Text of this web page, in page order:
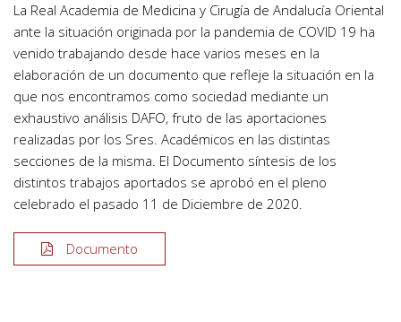
La Real Academia de Medicina y Cirugía de Andalucía Oriental
ante la situación originada por la pandemia de COVID 19 ha
venido trabajando desde hace varios meses en la
elaboración de un documento que refleje la situación en la
que nos encontramos como sociedad mediante un
exhaustivo análisis DAFO, fruto de las aportaciones
realizadas por los Sres. Académicos en las distintas
secciones de la misma. El Documento síntesis de los
distintos trabajos aportados se aprobó en el pleno
celebrado el pasado 11 de Diciembre de 2020.
Documento